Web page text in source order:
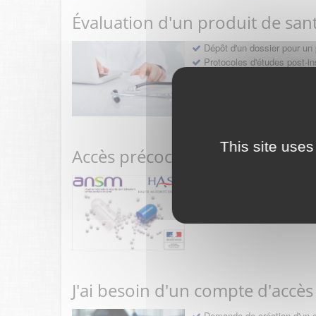
This site
Évaluation d'un produit de
Dépôt d'un dossier pour
Protocoles d'études post-
Accès précoce médicaments
Sollicitation RDV pré-
Déposer une demande
J'ai besoin d'un compte d'accès